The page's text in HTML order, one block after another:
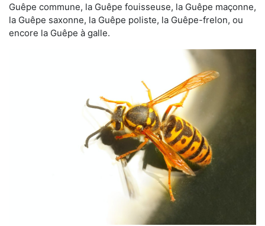
Guêpe commune, la Guêpe fouisseuse, la Guêpe maçonne,
la Guêpe saxonne, la Guêpe poliste, la Guêpe-frelon, ou
encore la Guêpe à galle.